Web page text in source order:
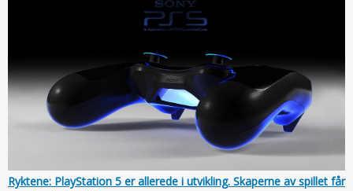
Ryktene: PlayStation 5 er allerede i utvikling. Skaperne av spillet får